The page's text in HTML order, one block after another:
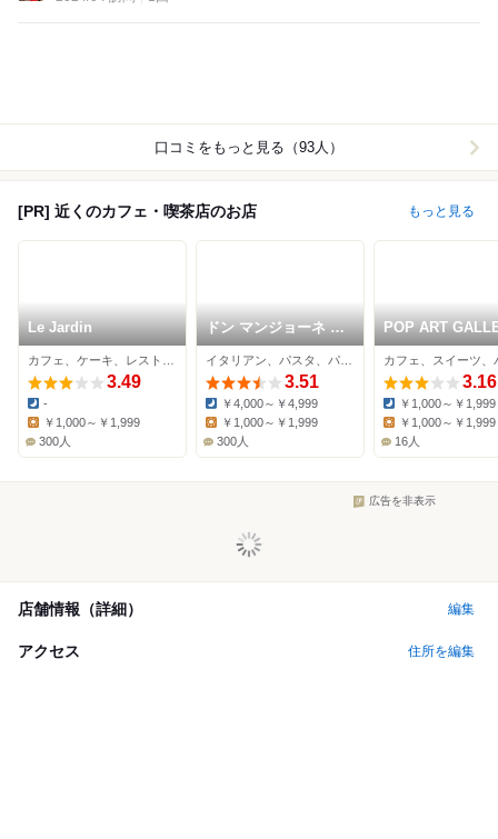
口コミをもっと見る（93人）
[PR] 近くのカフェ・喫茶店のお店 もっと見る
Le Jardin
3.49
Dinner:
-
￥1,000～￥1,999
300人
ドン マンジョーネ デ
ィ ナポリ
3.51
Dinner:
￥4,000～￥4,999
￥1,000～￥1,999
300人
POP ART
& CAFE
カフェ、スイーツ、
3.16
Dinner:
￥1,000～￥1,999
Lunch:
￥1,000～￥1,999
16人
広告を非表示
店舗情報（詳細） 編集
アクセス 住所を編集